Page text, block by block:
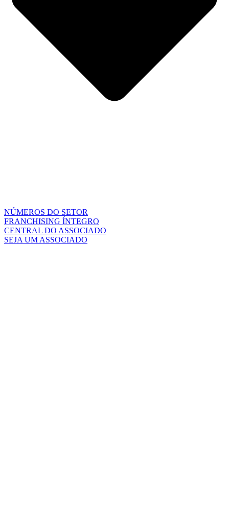
NÚMEROS DO SETOR
FRANCHISING ÍNTEGRO
CENTRAL DO ASSOCIADO
SEJA UM ASSOCIADO